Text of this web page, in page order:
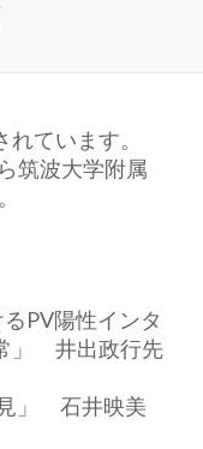
ています。
筑波大学附属
PV陽性インタ
」 井出政行先
」 石井映美